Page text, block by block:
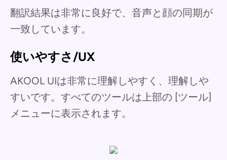
翻訳結果は非常に良好で、音声と顔の同期が
一致しています。
使いやすさ/UX
AKOOL UIは非常に理解しやすく、理解しや
すいです。すべてのツールは上部の [ツール]
メニューに表示されます。